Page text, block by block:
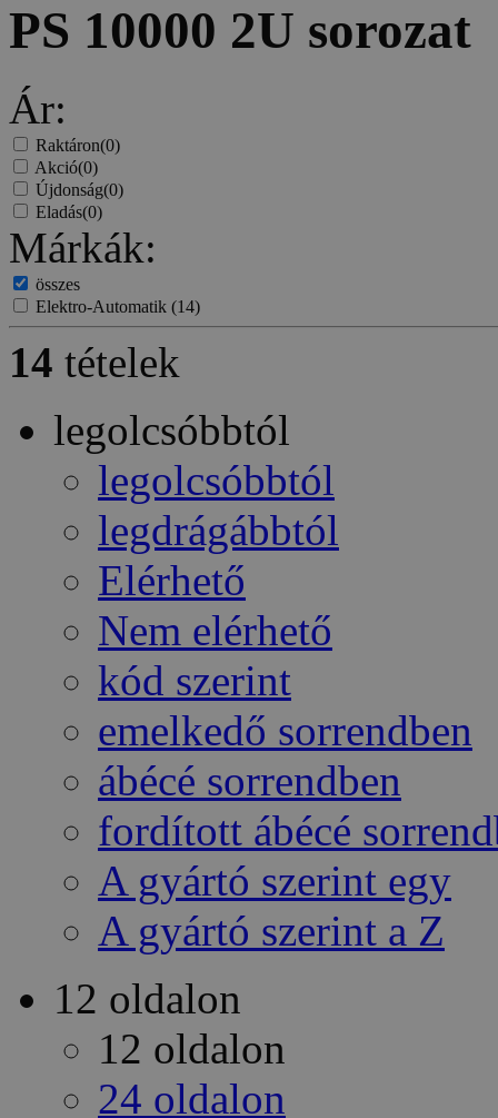
PS 10000 2U sorozat
Ár:
Raktáron(0)
Akció(0)
Újdonság(0)
Eladás(0)
Márkák:
összes
Elektro-Automatik (14)
14 tételek
legolcsóbbtól
legolcsóbbtól
legdrágábbtól
Elérhető
Nem elérhető
kód szerint
emelkedő sorrendben
ábécé sorrendben
fordított ábécé
A gyártó szerint egy
A gyártó szerint a Z
12 oldalon
12 oldalon
24 oldalon